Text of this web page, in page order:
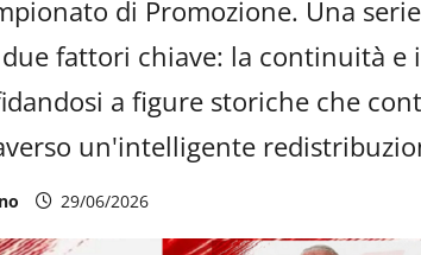
di Promozione. Una
fattori chiave: la continuità e
a figure storiche che
un'intelligente
29/06/2026